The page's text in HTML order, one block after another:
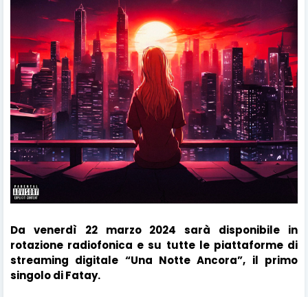
Da venerdì 22 marzo 2024 sarà disponibile in
rotazione radiofonica e su tutte le piattaforme di
streaming digitale “Una Notte Ancora”, il primo
singolo di Fatay.